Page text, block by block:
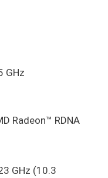
GHz
Radeon™ RDNA
GHz (10.3